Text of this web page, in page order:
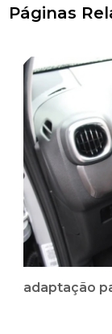
Páginas
adaptação